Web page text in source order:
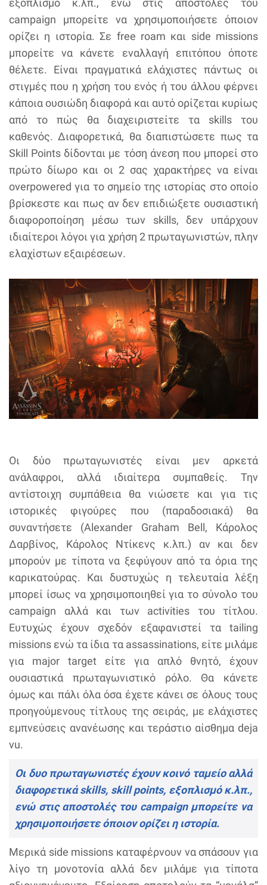
εξοπλισμό κ.λπ., ενώ στις αποστολές του
campaign μπορείτε να χρησιμοποιήσετε όποιον
ορίζει η ιστορία. Σε free roam και side missions
μπορείτε να κάνετε εναλλαγή επιτόπου όποτε
θέλετε. Είναι πραγματικά ελάχιστες πάντως οι
στιγμές που η χρήση του ενός ή του άλλου φέρνει
κάποια ουσιώδη διαφορά και αυτό ορίζεται κυρίως
από το πώς θα διαχειριστείτε τα skills του
καθενός. Διαφορετικά, θα διαπιστώσετε πως τα
Skill Points δίδονται με τόση άνεση που μπορεί στο
πρώτο δίωρο και οι 2 σας χαρακτήρες να είναι
overpowered για το σημείο της ιστορίας στο οποίο
βρίσκεστε και πως αν δεν επιδιώξετε ουσιαστική
διαφοροποίηση μέσω των skills, δεν υπάρχουν
ιδιαίτεροι λόγοι για χρήση 2 πρωταγωνιστών, πλην
ελαχίστων εξαιρέσεων.
Οι δύο πρωταγωνιστές είναι μεν αρκετά
ανάλαφροι, αλλά ιδιαίτερα συμπαθείς. Την
αντίστοιχη συμπάθεια θα νιώσετε και για τις
ιστορικές φιγούρες που (παραδοσιακά) θα
συναντήσετε (Alexander Graham Bell, Κάρολος
Δαρβίνος, Κάρολος Ντίκενς κ.λπ.) αν και δεν
μπορούν με τίποτα να ξεφύγουν από τα όρια της
καρικατούρας. Και δυστυχώς η τελευταία λέξη
μπορεί ίσως να χρησιμοποιηθεί για το σύνολο του
campaign αλλά και των activities του τίτλου.
Ευτυχώς έχουν σχεδόν εξαφανιστεί τα tailing
missions ενώ τα ίδια τα assassinations, είτε μιλάμε
για major target είτε για απλό θνητό, έχουν
ουσιαστικά πρωταγωνιστικό ρόλο. Θα κάνετε
όμως και πάλι όλα όσα έχετε κάνει σε όλους τους
προηγούμενους τίτλους της σειράς, με ελάχιστες
εμπνεύσεις ανανέωσης και τεράστιο αίσθημα deja
vu.
Οι δυο πρωταγωνιστές έχουν κοινό ταμείο αλλά
διαφορετικά skills, skill points, εξοπλισμό κ.λπ.,
ενώ στις αποστολές του campaign μπορείτε να
χρησιμοποιήσετε όποιον ορίζει η ιστορία.
Μερικά side missions καταφέρνουν να σπάσουν για
λίγο τη μονοτονία αλλά δεν μιλάμε για τίποτα